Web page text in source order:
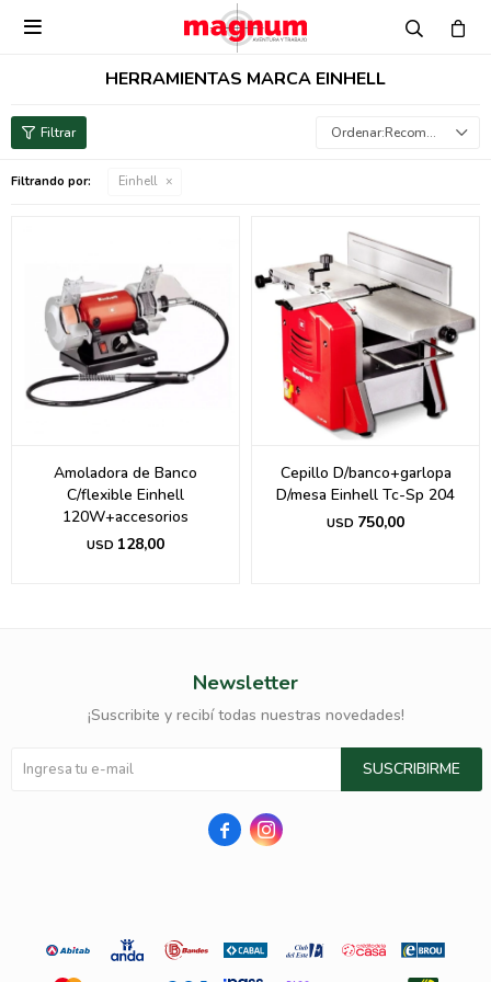

HERRAMIENTAS MARCA EINHELL
Recomendados
Filtrando por: Einhell
Amoladora de Banco
C/flexible Einhell
120W+accesorios
USD 128,00
Cepillo D/banco+garlopa
D/mesa Einhell Tc-Sp 204
USD 750,00
Newsletter
¡Suscribite y recibí todas nuestras novedades!
SUSCRIBIRME
 